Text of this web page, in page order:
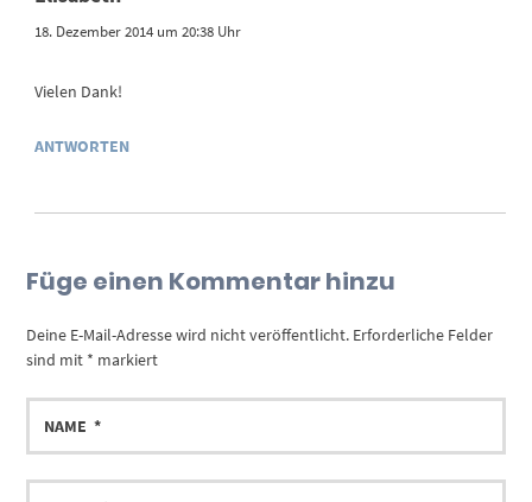
18. Dezember 2014 um 20:38 Uhr
Vielen Dank!
ANTWORTEN
Füge einen Kommentar hinzu
Deine E-Mail-Adresse wird nicht veröffentlicht. Erforderliche Felder
sind mit * markiert
NAME
E-